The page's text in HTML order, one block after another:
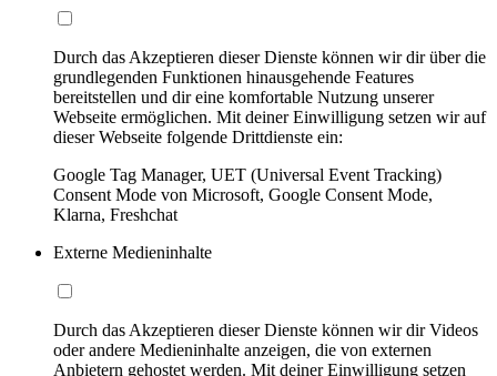
Durch das Akzeptieren dieser Dienste können wir dir über die
grundlegenden Funktionen hinausgehende Features
bereitstellen und dir eine komfortable Nutzung unserer
Webseite ermöglichen. Mit deiner Einwilligung setzen wir auf
dieser Webseite folgende Drittdienste ein:
Google Tag Manager, UET (Universal Event Tracking)
Consent Mode von Microsoft, Google Consent Mode,
Klarna, Freshchat
Externe Medieninhalte
Durch das Akzeptieren dieser Dienste können wir dir Videos
oder andere Medieninhalte anzeigen, die von externen
Anbietern gehostet werden. Mit deiner Einwilligung setzen